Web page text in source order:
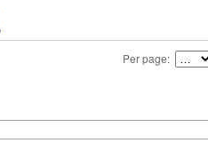
Per page: